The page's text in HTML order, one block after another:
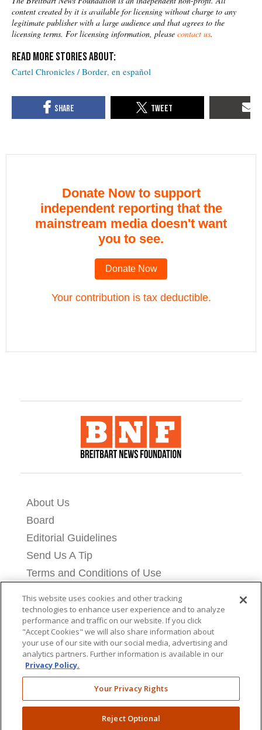
content created by it is available for licensing without charge to any
legitimate publisher with a large audience and that agrees to the
licensing terms. For licensing information, please contact us.
Cartel Chronicles / Border en español
About Us
Board
Editorial Guidelines
Send Us A Tip
Terms and Conditions of Use
Cookie Settings
Contact Us
Licensing Information
Donate
Copyright © 2026 Breitbart News Foundation
This website uses cookies and other tracking
technologies to enhance user experience and to analyze
performance and traffic on our website. If you click
"Accept Cookies" we will also share information about
your use of our site with our social media, advertising and
analytics partners. Further information is available in our
Privacy Policy.
Your Privacy Rights
Reject Optional